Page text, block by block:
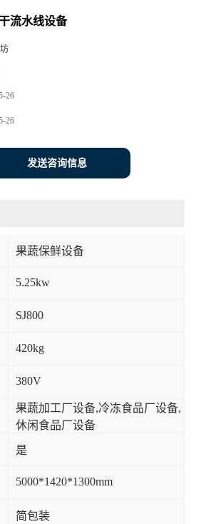
流水线设备
26
26
发送咨询信息
果蔬保鲜设备
5.25kw
SJ800
420kg
380V
果蔬加工厂设备,冷冻食品厂设备,
休闲食品厂设备
是
5000*1420*1300mm
简包装